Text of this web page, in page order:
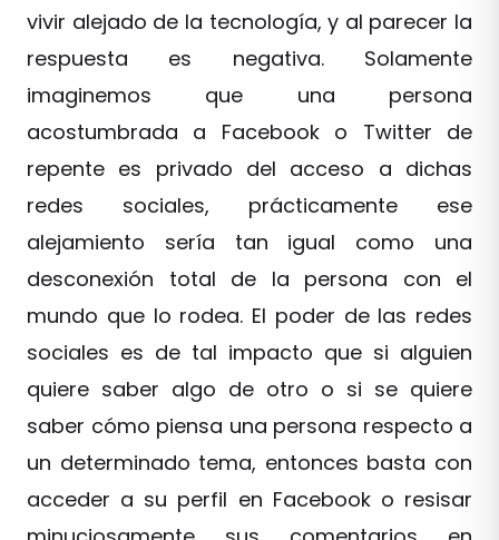
vivir alejado de la tecnología, y al parecer la
respuesta es negativa. Solamente
imaginemos que una persona
acostumbrada a Facebook o Twitter de
repente es privado del acceso a dichas
redes sociales, prácticamente ese
alejamiento sería tan igual como una
desconexión total de la persona con el
mundo que lo rodea. El poder de las redes
sociales es de tal impacto que si alguien
quiere saber algo de otro o si se quiere
saber cómo piensa una persona respecto a
un determinado tema, entonces basta con
acceder a su perfil en Facebook o resisar